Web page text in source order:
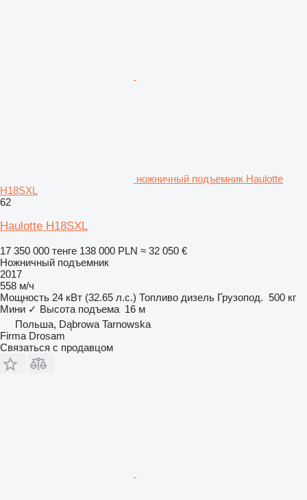
ножничный подъемник Haulotte
H18SXL
62
Haulotte H18SXL
17 350 000 тенге 138 000 PLN ≈ 32 050 €
Ножничный подъемник
2017
558 м/ч
Мощность 24 кВт (32.65 л.с.) Топливо дизель Грузопод. 500 кг
Мини ✓ Высота подъема 16 м
Польша, Dąbrowa Tarnowska
Firma Drosam
Связаться с продавцом